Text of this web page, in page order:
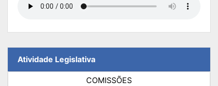
Atividade Legislativa
COMISSÕES